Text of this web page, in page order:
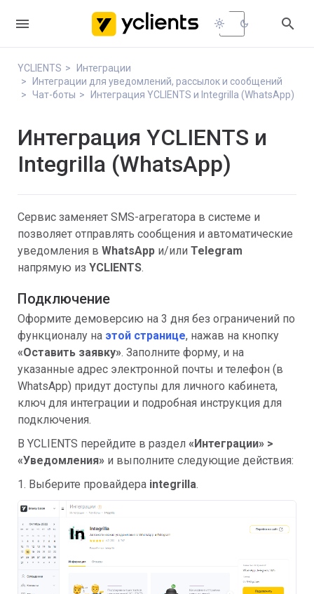
 light_mode dark_mode 
YCLIENTS
Интеграции
Интеграции для уведомлений, рассылок и сообщений
Чат-боты
Интеграция YCLIENTS и Integrilla (WhatsApp)
Интеграция YCLIENTS и
Integrilla (WhatsApp)
Сервис заменяет SMS-агрегатора в системе и
позволяет отправлять сообщения и автоматические
уведомления в WhatsApp и/или Telegram
напрямую из YCLIENTS.
Подключение
Оформите демоверсию на 3 дня без ограничений по
функционалу на этой странице, нажав на кнопку
«Оставить заявку». Заполните форму, и на
указанные адрес электронной почты и телефон (в
WhatsApp) придут доступы для личного кабинета,
ключ для интеграции и подробная инструкция для
подключения.
В YCLIENTS перейдите в раздел «Интеграции» >
«Уведомления» и выполните следующие действия:
1. Выберите провайдера integrilla.